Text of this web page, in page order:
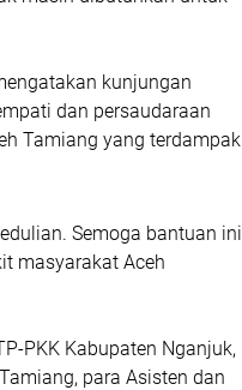
kunjungan
dan persaudaraan
Tamiang yang terdampak
Semoga bantuan ini
masyarakat Aceh
PKK Kabupaten Nganjuk,
para Asisten dan